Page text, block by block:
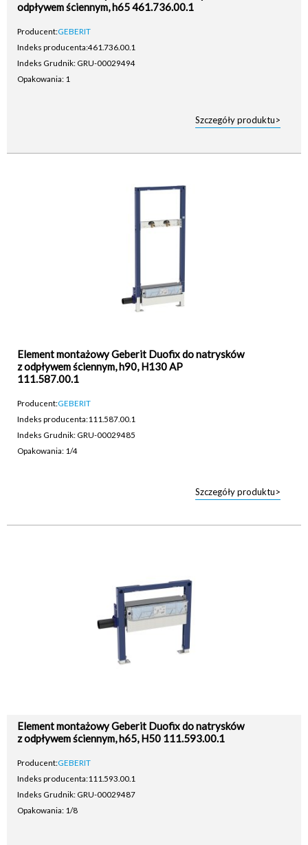
odpływem ściennym, h65 461.736.00.1
Producent:GEBERIT
Indeks producenta:461.736.00.1
Indeks Grudnik: GRU-00029494
Opakowania: 1
Szczegóły produktu>
Element montażowy Geberit Duofix do natrysków
z odpływem ściennym, h90, H130 AP
111.587.00.1
Producent:GEBERIT
Indeks producenta:111.587.00.1
Indeks Grudnik: GRU-00029485
Opakowania: 1/4
Szczegóły produktu>
Element montażowy Geberit Duofix do natrysków
z odpływem ściennym, h65, H50 111.593.00.1
Producent:GEBERIT
Indeks producenta:111.593.00.1
Indeks Grudnik: GRU-00029487
Opakowania: 1/8